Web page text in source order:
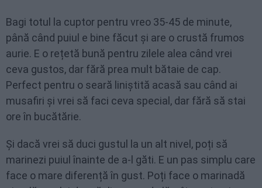
Bagi totul la cuptor pentru vreo 35-45 de minute,
până când puiul e bine făcut și are o crustă frumos
aurie. E o rețetă bună pentru zilele alea când vrei
ceva gustos, dar fără prea mult bătaie de cap.
Perfect pentru o seară liniștită acasă sau când ai
musafiri și vrei să faci ceva special, dar fără să stai
ore în bucătărie.
Și dacă vrei să duci gustul la un alt nivel, poți să
marinezi puiul înainte de a-l găti. E un pas simplu care
face o mare diferență în gust. Poți face o marinadă